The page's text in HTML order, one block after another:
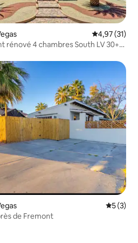
Évaluation
4,97 (31)
rénové 4 chambres South LV 30+
5 (3)
de Fremont